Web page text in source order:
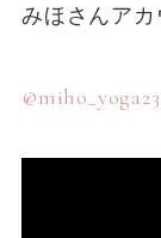
みほさんアカ
@miho_yoga23